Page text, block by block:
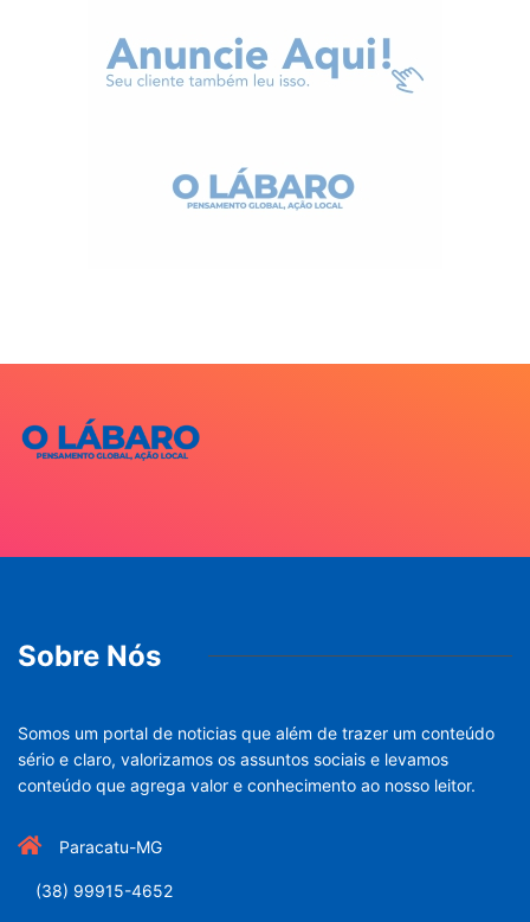
Sobre Nós
Somos um portal de noticias que além de trazer um conteúdo
sério e claro, valorizamos os assuntos sociais e levamos
conteúdo que agrega valor e conhecimento ao nosso leitor.
Paracatu-MG
(38) 99915-4652